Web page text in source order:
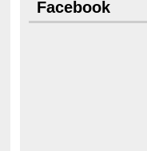
Facebook